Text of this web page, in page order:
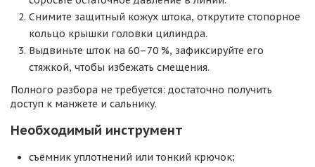
Снимите защитный кожух штока, открутите стопорное
кольцо крышки головки цилиндра.
Выдвиньте шток на 60–70 %, зафиксируйте его
стяжкой, чтобы избежать смещения.
Полного разбора не требуется: достаточно получить
доступ к манжете и сальнику.
Необходимый инструмент
съёмник уплотнений или тонкий крючок;